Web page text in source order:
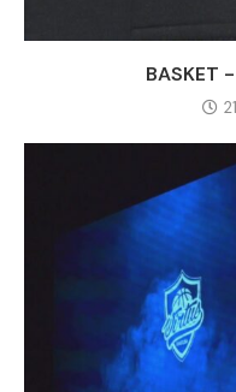
BASKET -